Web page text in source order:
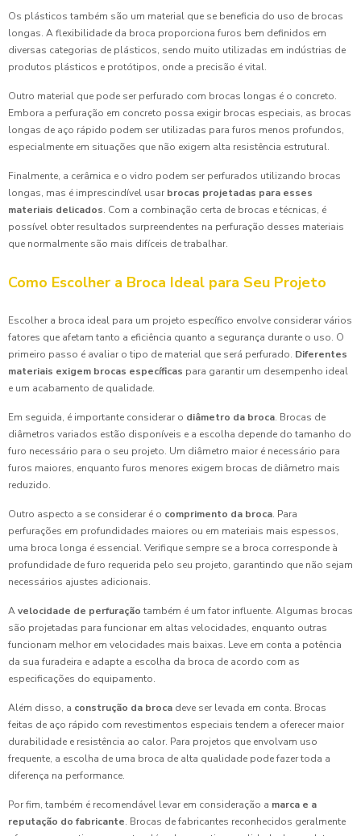
Os plásticos também são um material que se beneficia do uso de brocas
longas. A flexibilidade da broca proporciona furos bem definidos em
diversas categorias de plásticos, sendo muito utilizadas em indústrias de
produtos plásticos e protótipos, onde a precisão é vital.
Outro material que pode ser perfurado com brocas longas é o concreto.
Embora a perfuração em concreto possa exigir brocas especiais, as brocas
longas de aço rápido podem ser utilizadas para furos menos profundos,
especialmente em situações que não exigem alta resistência estrutural.
Finalmente, a cerâmica e o vidro podem ser perfurados utilizando brocas
longas, mas é imprescindível usar brocas projetadas para esses
materiais delicados. Com a combinação certa de brocas e técnicas, é
possível obter resultados surpreendentes na perfuração desses materiais
que normalmente são mais difíceis de trabalhar.
Como Escolher a Broca Ideal para Seu Projeto
Escolher a broca ideal para um projeto específico envolve considerar vários
fatores que afetam tanto a eficiência quanto a segurança durante o uso. O
primeiro passo é avaliar o tipo de material que será perfurado. Diferentes
materiais exigem brocas específicas para garantir um desempenho ideal
e um acabamento de qualidade.
Em seguida, é importante considerar o diâmetro da broca. Brocas de
diâmetros variados estão disponíveis e a escolha depende do tamanho do
furo necessário para o seu projeto. Um diâmetro maior é necessário para
furos maiores, enquanto furos menores exigem brocas de diâmetro mais
reduzido.
Outro aspecto a se considerar é o comprimento da broca. Para
perfurações em profundidades maiores ou em materiais mais espessos,
uma broca longa é essencial. Verifique sempre se a broca corresponde à
profundidade de furo requerida pelo seu projeto, garantindo que não sejam
necessários ajustes adicionais.
Avelocidade de perfuração também é um fator influente. Algumas brocas
são projetadas para funcionar em altas velocidades, enquanto outras
funcionam melhor em velocidades mais baixas. Leve em conta a potência
da sua furadeira e adapte a escolha da broca de acordo com as
especificações do equipamento.
Além disso, a construção da broca deve ser levada em conta. Brocas
feitas de aço rápido com revestimentos especiais tendem a oferecer maior
durabilidade e resistência ao calor. Para projetos que envolvam uso
frequente, a escolha de uma broca de alta qualidade pode fazer toda a
diferença na performance.
Por fim, também é recomendável levar em consideração a marca e a
reputação do fabricante. Brocas de fabricantes reconhecidos geralmente